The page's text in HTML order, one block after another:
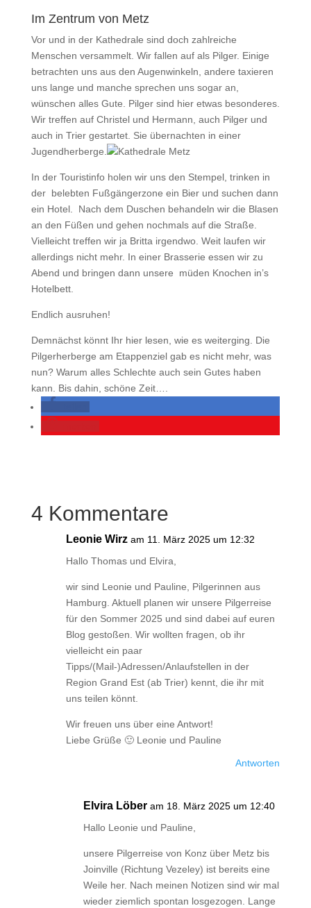
Im Zentrum von Metz
Vor und in der Kathedrale sind doch zahlreiche
Menschen versammelt. Wir fallen auf als Pilger. Einige
betrachten uns aus den Augenwinkeln, andere taxieren
uns lange und manche sprechen uns sogar an,
wünschen alles Gute. Pilger sind hier etwas besonderes.
Wir treffen auf Christel und Hermann, auch Pilger und
auch in Trier gestartet. Sie übernachten in einer
Jugendherberge.
In der Touristinfo holen wir uns den Stempel, trinken in
der belebten Fußgängerzone ein Bier und suchen dann
ein Hotel. Nach dem Duschen behandeln wir die Blasen
an den Füßen und gehen nochmals auf die Straße.
Vielleicht treffen wir ja Britta irgendwo. Weit laufen wir
allerdings nicht mehr. In einer Brasserie essen wir zu
Abend und bringen dann unsere müden Knochen in’s
Hotelbett.
Endlich ausruhen!
Demnächst könnt Ihr hier lesen, wie es weiterging. Die
Pilgerherberge am Etappenziel gab es nicht mehr, was
nun? Warum alles Schlechte auch sein Gutes haben
kann. Bis dahin, schöne Zeit….
4 Kommentare
Leonie Wirz am 11. März 2025 um 12:32
Hallo Thomas und Elvira,
wir sind Leonie und Pauline, Pilgerinnen aus
Hamburg. Aktuell planen wir unsere Pilgerreise
für den Sommer 2025 und sind dabei auf euren
Blog gestoßen. Wir wollten fragen, ob ihr
vielleicht ein paar
Tipps/(Mail-)Adressen/Anlaufstellen in der
Region Grand Est (ab Trier) kennt, die ihr mit
uns teilen könnt.
Wir freuen uns über eine Antwort!
Liebe Grüße 🙂 Leonie und Pauline
Antworten
Elvira Löber am 18. März 2025 um 12:40
Hallo Leonie und Pauline,
unsere Pilgerreise von Konz über Metz bis
Joinville (Richtung Vezeley) ist bereits eine
Weile her. Nach meinen Notizen sind wir mal
wieder ziemlich spontan losgezogen. Lange